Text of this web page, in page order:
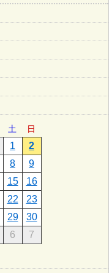
土 日
1
2
8
9
15
16
22
23
29
30
6 7